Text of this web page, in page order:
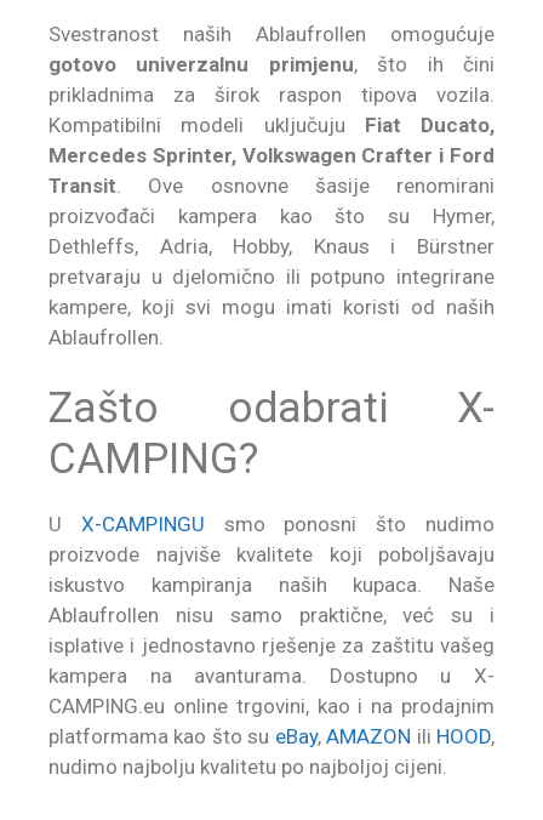
Svestranost naših Ablaufrollen omogućuje
gotovo univerzalnu primjenu, što ih čini
prikladnima za širok raspon tipova vozila.
Kompatibilni modeli uključuju Fiat Ducato,
Mercedes Sprinter, Volkswagen Crafter i Ford
Transit . Ove osnovne šasije renomirani
proizvođači kampera kao što su Hymer,
Dethleffs, Adria, Hobby, Knaus i Bürstner
pretvaraju u djelomično ili potpuno integrirane
kampere, koji svi mogu imati koristi od naših
Ablaufrollen.
Zašto odabrati X-
CAMPING?
U X-CAMPINGU smo ponosni što nudimo
proizvode najviše kvalitete koji poboljšavaju
iskustvo kampiranja naših kupaca. Naše
Ablaufrollen nisu samo praktične, već su i
isplative i jednostavno rješenje za zaštitu vašeg
kampera na avanturama. Dostupno u X-
CAMPING.eu online trgovini, kao i na prodajnim
platformama kao što su eBay,AMAZON ili HOOD,
nudimo najbolju kvalitetu po najboljoj cijeni.